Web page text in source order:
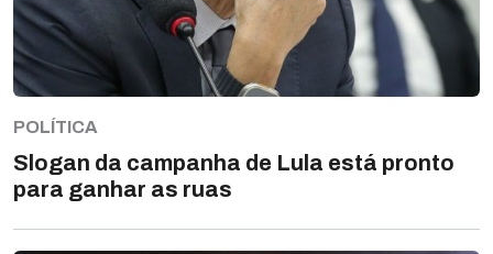
POLÍTICA
Slogan da campanha de Lula está pronto
para ganhar as ruas